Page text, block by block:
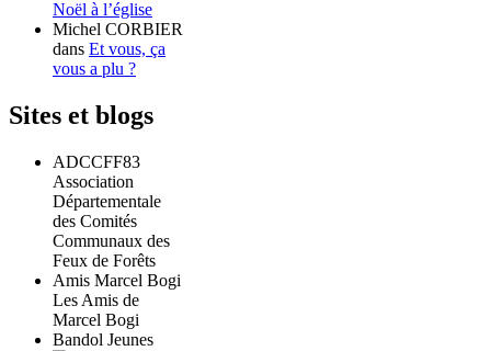
Noël à l’église
Michel CORBIER
dans Et vous, ça
vous a plu ?
Sites et blogs
ADCCFF83
Association
Départementale
des Comités
Communaux des
Feux de Forêts
Amis Marcel Bogi
Les Amis de
Marcel Bogi
Bandol Jeunes